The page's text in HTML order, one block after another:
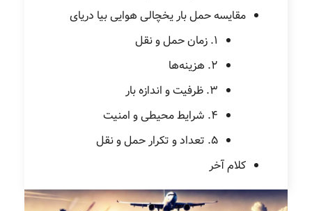
مقایسه حمل بار یخچالی هوایی بیا دریای
1. زمان حمل و نقل
2. هزینه‌ها
3. ظرفیت و اندازه بار
4. شرایط محیطی و امنیت
5. تعداد و تکرار حمل و نقل
کلام آخر